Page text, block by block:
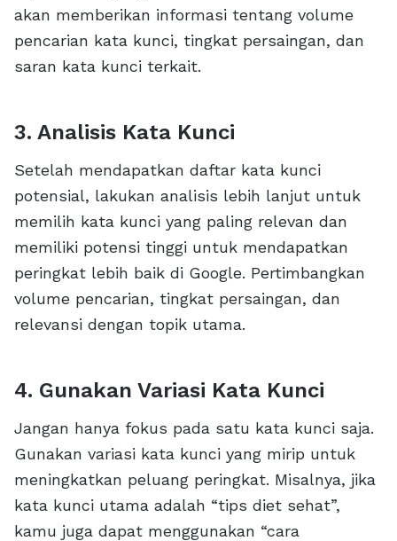
akan memberikan informasi tentang volume
pencarian kata kunci, tingkat persaingan, dan
saran kata kunci terkait.
3. Analisis Kata Kunci
Setelah mendapatkan daftar kata kunci
potensial, lakukan analisis lebih lanjut untuk
memilih kata kunci yang paling relevan dan
memiliki potensi tinggi untuk mendapatkan
peringkat lebih baik di Google. Pertimbangkan
volume pencarian, tingkat persaingan, dan
relevansi dengan topik utama.
4. Gunakan Variasi Kata Kunci
Jangan hanya fokus pada satu kata kunci saja.
Gunakan variasi kata kunci yang mirip untuk
meningkatkan peluang peringkat. Misalnya, jika
kata kunci utama adalah “tips diet sehat”,
kamu juga dapat menggunakan “cara